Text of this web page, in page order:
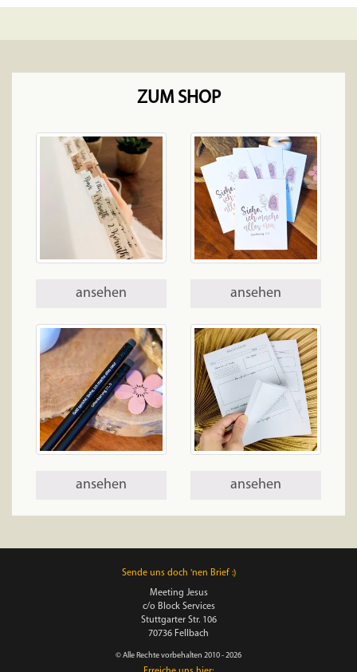
ZUM SHOP
ansehen ansehen
ansehen ansehen
Sende uns doch 'nen Brief :)
Meeting Jesus
c/o Block Services
Stuttgarter Str. 106
70736 Fellbach
© Alle Rechte vorbehalten 2010 - 2026